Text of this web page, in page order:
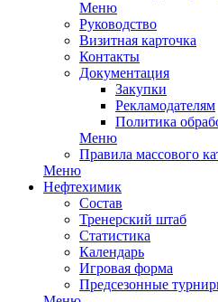
Меню
Руководство
Визитная карточка
Контакты
Документация
Закупки
Рекламодателям
Политика
Меню
Правила массового
Меню
Нефтехимик
Состав
Тренерский штаб
Статистика
Календарь
Игровая форма
Предсезонные